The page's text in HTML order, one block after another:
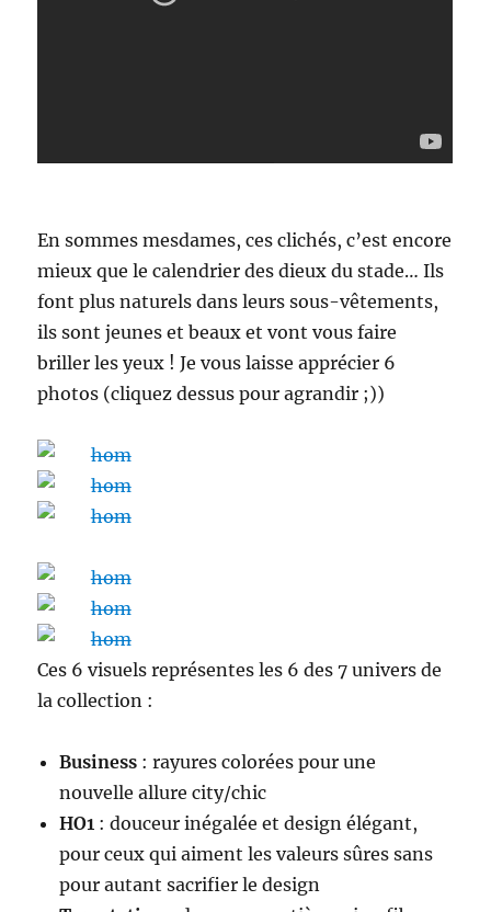
En sommes mesdames, ces clichés, c’est encore
mieux que le calendrier des dieux du stade… Ils
font plus naturels dans leurs sous-vêtements,
ils sont jeunes et beaux et vont vous faire
briller les yeux ! Je vous laisse apprécier 6
photos (cliquez dessus pour agrandir ;))
Ces 6 visuels représentes les 6 des 7 univers de
la collection :
Business : rayures colorées pour une
nouvelle allure city/chic
HO1 : douceur inégalée et design élégant,
pour ceux qui aiment les valeurs sûres sans
pour autant sacrifier le design